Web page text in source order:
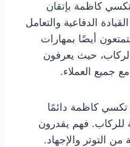
كاظمة بإتقان
الدفاعية والتعامل
أيضًا بمهارات
حيث يعرفون
جميع العملاء.
كاظمة دائمًا
للركاب. فهم يقدرون
التوتر والإجهاد.